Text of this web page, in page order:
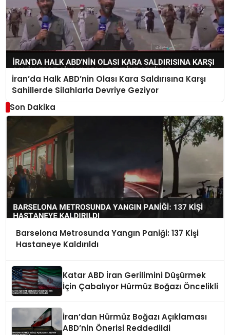
İran’da Halk ABD’nin Olası Kara Saldırısına Karşı
Sahillerde Silahlarla Devriye Geziyor
Son Dakika
Barselona Metrosunda Yangın Paniği: 137 Kişi
Hastaneye Kaldırıldı
Katar ABD İran Gerilimini Düşürmek
İçin Çabalıyor Hürmüz Boğazı Öncelikli
İran’dan Hürmüz Boğazı Açıklaması
ABD’nin Önerisi Reddedildi